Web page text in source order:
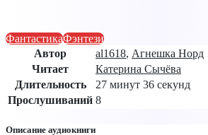
ФантастикаФэнтези
Автор
al1618, Агнешка Норд
Читает
Катерина Сычёва
Длительность
27 минут 36 секунд
Прослушиваний 8
Описание аудиокниги